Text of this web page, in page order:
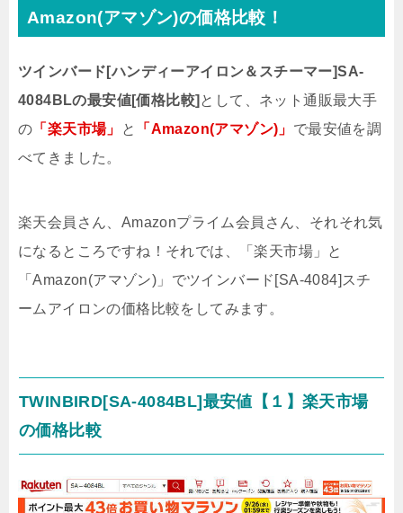
Amazon(アマゾン)の価格比較！
ツインバード[ハンディーアイロン＆スチーマー]SA-
4084BLの最安値[価格比較] として、 ネット通販最大手
の 「楽天市場」 と 「Amazon(アマゾン)」 で最安値を調
べてきました。
楽天会員さん、Amazonプライム会員さん、それそれ気
になるところですね！それでは、「楽天市場」と
「Amazon(アマゾン)」でツインバード[SA-4084]スチ
ームアイロンの価格比較をしてみます。
TWINBIRD[SA-4084BL]最安値【１】楽天市場
の価格比較